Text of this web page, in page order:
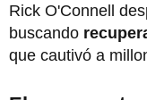
Rick O'Connell
buscando
que cautivó a